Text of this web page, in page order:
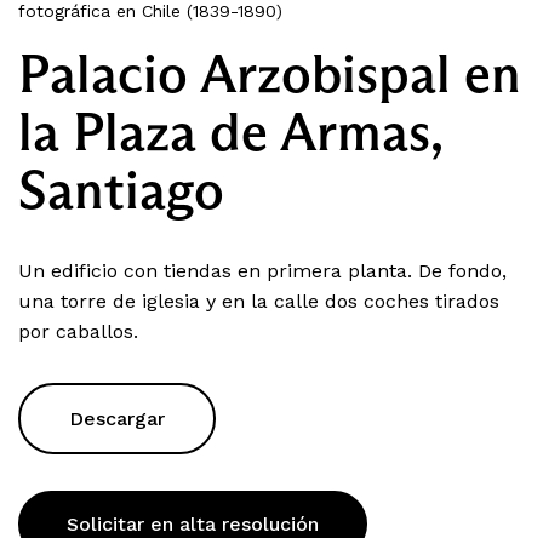
fotográfica en Chile (1839-1890)
Palacio Arzobispal en
la Plaza de Armas,
Santiago
Un edificio con tiendas en primera planta. De fondo,
una torre de iglesia y en la calle dos coches tirados
por caballos.
Descargar
Solicitar en alta resolución